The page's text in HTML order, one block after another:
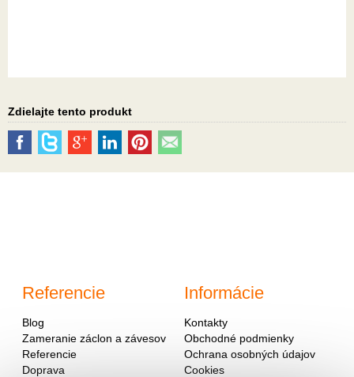
Zdielajte tento produkt
Referencie
Blog
Zameranie záclon a závesov
Referencie
Doprava
Informácie
Kontakty
Obchodné podmienky
Ochrana osobných údajov
Cookies